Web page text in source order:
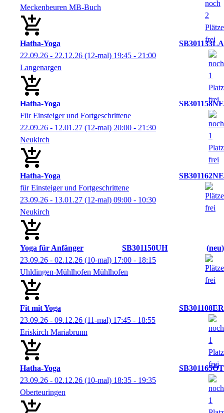
Meckenbeuren MB-Buch
Hatha-Yoga
SB301133LA
22.09.26 - 22.12.26 (12-mal) 19:45 - 21:00
Langenargen
Hatha-Yoga
SB301158NE
Für Einsteiger und Fortgeschrittene
22.09.26 - 12.01.27 (12-mal) 20:00 - 21:30
Neukirch
Hatha-Yoga
SB301162NE
für Einsteiger und Fortgeschrittene
23.09.26 - 13.01.27 (12-mal) 09:00 - 10:30
Neukirch
Yoga für Anfänger SB301150UH
neu
23.09.26 - 02.12.26 (10-mal) 17:00 - 18:15
Uhldingen-Mühlhofen Mühlhofen
Fit mit Yoga
SB301108ER
23.09.26 - 09.12.26 (11-mal) 17:45 - 18:55
Eriskirch Mariabrunn
Hatha-Yoga
SB301165OT
23.09.26 - 02.12.26 (10-mal) 18:35 - 19:35
Oberteuringen